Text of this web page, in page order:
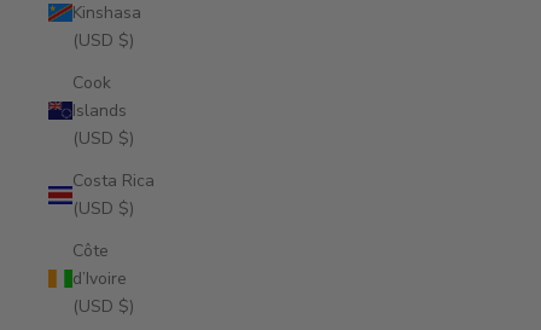
Kinshasa
(USD $)
Cook
Islands
(USD $)
Costa Rica
(USD $)
Côte
d’Ivoire
(USD $)